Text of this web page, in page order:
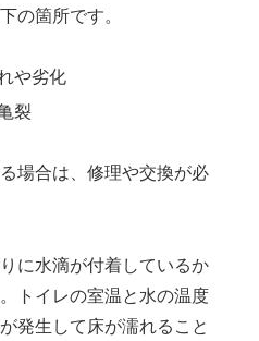
の箇所です。
や劣化
裂
場合は、修理や交換が必
に水滴が付着しているか
トイレの室温と水の温度
発生して床が濡れること